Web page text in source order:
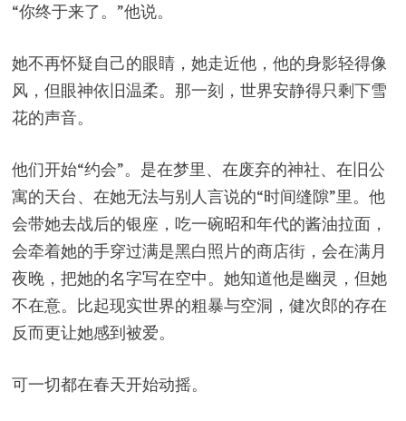
“你终于来了。”他说。
她不再怀疑自己的眼睛，她走近他，他的身影轻得像
风，但眼神依旧温柔。那一刻，世界安静得只剩下雪
花的声音。
他们开始“约会”。是在梦里、在废弃的神社、在旧公
寓的天台、在她无法与别人言说的“时间缝隙”里。他
会带她去战后的银座，吃一碗昭和年代的酱油拉面，
会牵着她的手穿过满是黑白照片的商店街，会在满月
夜晚，把她的名字写在空中。她知道他是幽灵，但她
不在意。比起现实世界的粗暴与空洞，健次郎的存在
反而更让她感到被爱。
可一切都在春天开始动摇。